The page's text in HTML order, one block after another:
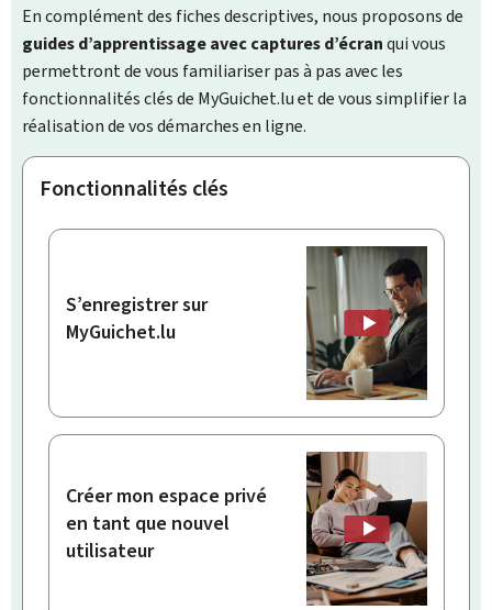
En complément des fiches descriptives, nous proposons de
guides d’apprentissage avec captures d’écranqui vous
permettront de vous familiariser pas à pas avec les
fonctionnalités clés de MyGuichet.lu et de vous simplifier la
réalisation de vos démarches en ligne.
Fonctionnalités clés
S’enregistrer sur
MyGuichet.lu
Créer mon espace privé
en tant que nouvel
utilisateur